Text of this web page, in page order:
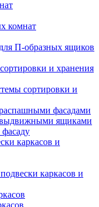
комнат
П-образных ящиков
и хранения
сортировки и
фасадами
выдвижными ящиками
каркасов и
каркасов и